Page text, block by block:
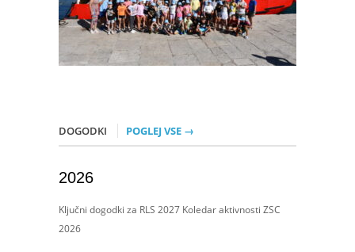
DOGODKI POGLEJ VSE →
2026
Ključni dogodki za RLS 2027 Koledar aktivnosti ZSC
2026